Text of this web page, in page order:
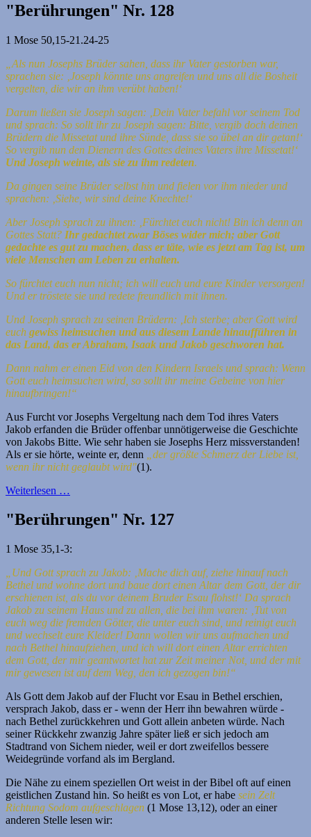
"Berührungen" Nr. 128
1 Mose 50,15-21.24-25
„Als nun Josephs Brüder sahen, dass ihr Vater gestorben war,
sprachen sie: ‚Joseph könnte uns angreifen und uns all die Bosheit
vergelten, die wir an ihm verübt haben!‘
Darum ließen sie Joseph sagen: ‚Dein Vater befahl vor seinem Tod
und sprach: So sollt ihr zu Joseph sagen: Bitte, vergib doch deinen
Brüdern die Missetat und ihre Sünde, dass sie so übel an dir getan!‘
So vergib nun den Dienern des Gottes deines Vaters ihre Missetat!‘
Und Joseph weinte, als sie zu ihm redeten.
Da gingen seine Brüder selbst hin und fielen vor ihm nieder und
sprachen: ‚Siehe, wir sind deine Knechte!‘
Aber Joseph sprach zu ihnen: ‚Fürchtet euch nicht! Bin ich denn an
Gottes Statt? Ihr gedachtet zwar Böses wider mich; aber Gott
gedachte es gut zu machen, dass er täte, wie es jetzt am Tag ist, um
viele Menschen am Leben zu erhalten.
So fürchtet euch nun nicht; ich will euch und eure Kinder versorgen!
Und er tröstete sie und redete freundlich mit ihnen.
Und Joseph sprach zu seinen Brüdern: ‚Ich sterbe; aber Gott wird
euch gewiss heimsuchen und aus diesem Lande hinaufführen in
das Land, das er Abraham, Isaak und Jakob geschworen hat.
Dann nahm er einen Eid von den Kindern Israels und sprach: Wenn
Gott euch heimsuchen wird, so sollt ihr meine Gebeine von hier
hinaufbringen!“
Aus Furcht vor Josephs Vergeltung nach dem Tod ihres Vaters
Jakob erfanden die Brüder offenbar unnötigerweise die Geschichte
von Jakobs Bitte. Wie sehr haben sie Josephs Herz missverstanden!
Als er sie hörte, weinte er, denn
„der größte Schmerz der Liebe ist,
wenn ihr nicht geglaubt wird"(1).
Weiterlesen …
"Berührungen" Nr. 127
1 Mose 35,1-3:
„Und Gott sprach zu Jakob: ‚Mache dich auf, ziehe hinauf nach
Bethel und wohne dort und baue dort einen Altar dem Gott, der dir
erschienen ist, als du vor deinem Bruder Esau flohst!‘ Da sprach
Jakob zu seinem Haus und zu allen, die bei ihm waren: ‚Tut von
euch weg die fremden Götter, die unter euch sind, und reinigt euch
und wechselt eure Kleider! Dann wollen wir uns aufmachen und
nach Bethel hinaufziehen, und ich will dort einen Altar errichten
dem Gott, der mir geantwortet hat zur Zeit meiner Not, und der mit
mir gewesen ist auf dem Weg, den ich gezogen bin!“
Als Gott dem Jakob auf der Flucht vor Esau in Bethel erschien,
versprach Jakob, dass er - wenn der Herr ihn bewahren würde -
nach Bethel zurückkehren und Gott allein anbeten würde. Nach
seiner Rückkehr zwanzig Jahre später ließ er sich jedoch am
Stadtrand von Sichem nieder, weil er dort zweifellos bessere
Weidegründe vorfand als im Bergland.
Die Nähe zu einem speziellen Ort weist in der Bibel oft auf einen
geistlichen Zustand hin. So heißt es von Lot, er habe sein Zelt
Richtung Sodom aufgeschlagen (1 Mose 13,12), oder an einer
anderen Stelle lesen wir: